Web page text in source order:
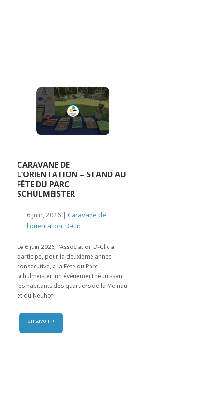
CARAVANE DE
L’ORIENTATION – STAND AU
FÊTE DU PARC
SCHULMEISTER
6 Juin, 2026 | Caravane de
l'orientation D-Clic
Le 6 juin 2026, l’Association D-Clic a
participé, pour la deuxième année
consécutive, à la Fête du Parc
Schulmeister, un événement réunissant
les habitants des quartiers de la Meinau
et du Neuhof.
en savoir +